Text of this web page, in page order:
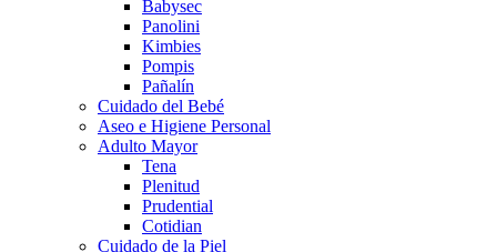
Babysec
Panolini
Kimbies
Pompis
Pañalín
Cuidado del Bebé
Aseo e Higiene Personal
Adulto Mayor
Tena
Plenitud
Prudential
Cotidian
Cuidado de la Piel